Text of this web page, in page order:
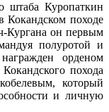
штаба Куропаткин
Кокандском походе
Кургана он первым
полуротой и
орденом
похода
который
и личную